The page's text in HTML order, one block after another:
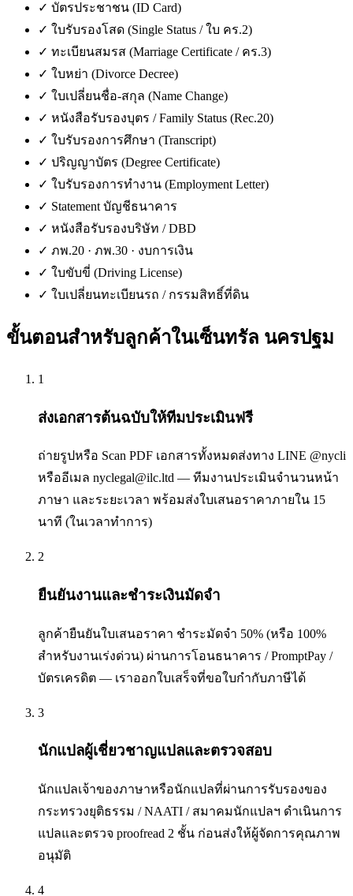
✓ บัตรประชาชน (ID Card)
✓ ใบรับรองโสด (Single Status / ใบ คร.2)
✓ ทะเบียนสมรส (Marriage Certificate / คร.3)
✓ ใบหย่า (Divorce Decree)
✓ ใบเปลี่ยนชื่อ-สกุล (Name Change)
✓ หนังสือรับรองบุตร / Family Status (Rec.20)
✓ ใบรับรองการศึกษา (Transcript)
✓ ปริญญาบัตร (Degree Certificate)
✓ ใบรับรองการทำงาน (Employment Letter)
✓ Statement บัญชีธนาคาร
✓ หนังสือรับรองบริษัท / DBD
✓ ภพ.20 · ภพ.30 · งบการเงิน
✓ ใบขับขี่ (Driving License)
✓ ใบเปลี่ยนทะเบียนรถ / กรรมสิทธิ์ที่ดิน
ขั้นตอนสำหรับลูกค้าในเซ็นทรัล นครปฐม
1
ส่งเอกสารต้นฉบับให้ทีมประเมินฟรี
ถ่ายรูปหรือ Scan PDF เอกสารทั้งหมดส่งทาง LINE @nycli
หรืออีเมล nyclegal@ilc.ltd — ทีมงานประเมินจำนวนหน้า
ภาษา และระยะเวลา พร้อมส่งใบเสนอราคาภายใน 15
นาที (ในเวลาทำการ)
2
ยืนยันงานและชำระเงินมัดจำ
ลูกค้ายืนยันใบเสนอราคา ชำระมัดจำ 50% (หรือ 100%
สำหรับงานเร่งด่วน) ผ่านการโอนธนาคาร / PromptPay /
บัตรเครดิต — เราออกใบเสร็จที่ขอใบกำกับภาษีได้
3
นักแปลผู้เชี่ยวชาญแปลและตรวจสอบ
นักแปลเจ้าของภาษาหรือนักแปลที่ผ่านการรับรองของ
กระทรวงยุติธรรม / NAATI / สมาคมนักแปลฯ ดำเนินการ
แปลและตรวจ proofread 2 ชั้น ก่อนส่งให้ผู้จัดการคุณภาพ
อนุมัติ
4